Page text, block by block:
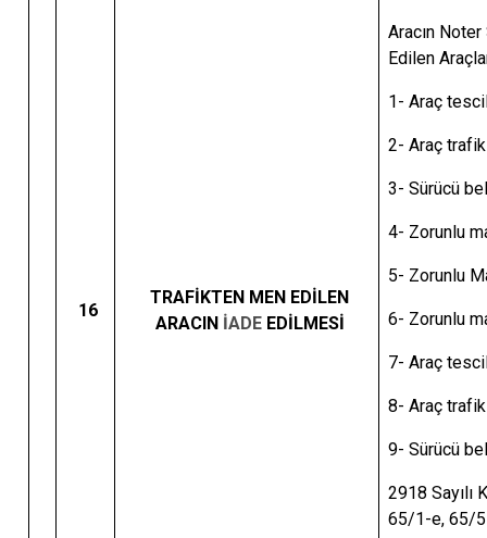
16
TRAFİKTEN MEN EDİLEN
ARACIN İADEEDİLMESİ
Aracın Noter
Edilen
1- Araç
2- Araç
3- Sürücü
4- Zorunlu
5- Zorunlu
6- Zorunlu
7- Araç
8- Araç
9- Sürücü
2918
65/1-e, 65/5